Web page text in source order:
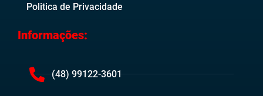
Politica de Privacidade
Informações:
(48) 99122-3601